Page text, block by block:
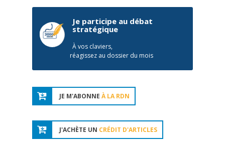
Je participe au débat
stratégique
À vos claviers,
réagissez au dossier du mois
JE M'ABONNE À LA RDN
J'ACHÈTE UN CRÉDIT D'ARTICLES